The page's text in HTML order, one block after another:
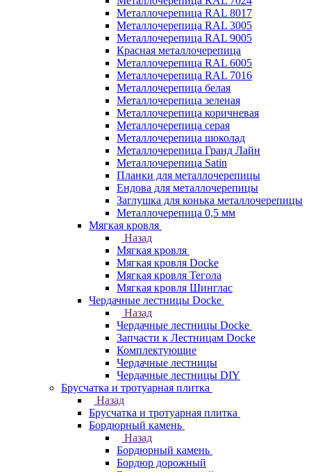
Металлочерепица RAL 8017
Металлочерепица RAL 3005
Металлочерепица RAL 9005
Красная металлочерепица
Металлочерепица RAL 6005
Металлочерепица RAL 7016
Металлочерепица белая
Металлочерепица зеленая
Металлочерепица коричневая
Металлочерепица серая
Металлочерепица шоколад
Металлочерепица Гранд Лайн
Металлочерепица Satin
Планки для металлочерепицы
Ендова для металлочерепицы
Заглушка для конька металлочерепицы
Металлочерепица 0,5 мм
Мягкая кровля
Назад
Мягкая кровля
Мягкая кровля Docke
Мягкая кровля Тегола
Мягкая кровля Шинглас
Чердачные лестницы Docke
Назад
Чердачные лестницы Docke
Запчасти к Лестницам Docke
Комплектующие
Чердачные лестницы
Чердачные лестницы DIY
Брусчатка и тротуарная плитка
Назад
Брусчатка и тротуарная плитка
Бордюрный камень
Назад
Бордюрный камень
Бордюр дорожный